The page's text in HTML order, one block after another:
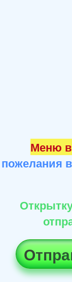
Меню
пожелания